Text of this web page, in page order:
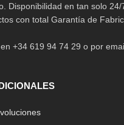
Disponibilidad en tan solo
con total Garantía de
+34 619 94 74 29 o por